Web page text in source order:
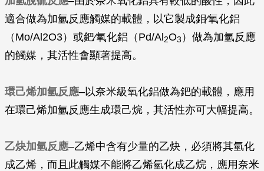
適合做為加氫反應觸媒的載體，以它製成鉬∕氧化鋁
（Mo/Al2O3）或鈀∕氧化鋁（Pd/Al 2O3 ）做為加氫反應
的觸媒，其活性會顯著提高。
環己烯加氫反應–以奈米級氧化鋁做為鈀的載體，應用
在環己烯加氫反應生成環己烷，其活性亦可大幅提高。
乙炔加氫反應–乙烯中含有少量的乙炔，必須將其氫化
成乙烯，而且此觸媒不能將乙烯氫化成乙烷，應用奈米